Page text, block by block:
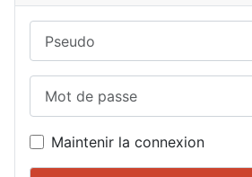
Maintenir la connexion